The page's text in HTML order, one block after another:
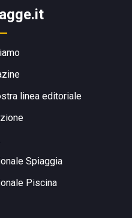
linea editoriale
Spiaggia
Piscina